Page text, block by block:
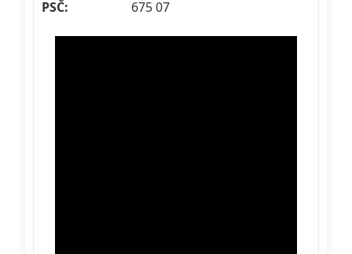
PSČ:
675 07